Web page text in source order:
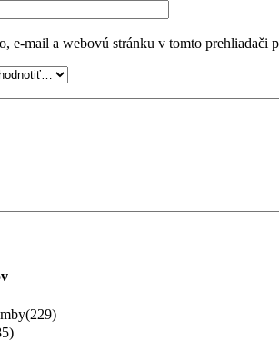
e-mail a webovú stránku v tomto prehliadači
(229)